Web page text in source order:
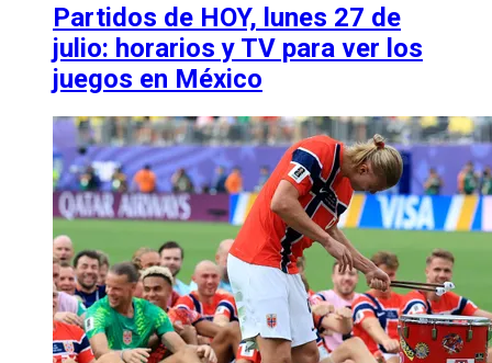
Partidos de HOY, lunes 27 de
julio: horarios y TV para ver los
juegos en México